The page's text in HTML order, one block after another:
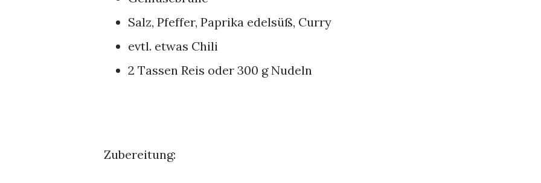
Salz, Pfeffer, Paprika edelsüß, Curry
evtl. etwas Chili
2 Tassen Reis oder 300 g Nudeln
Zubereitung: